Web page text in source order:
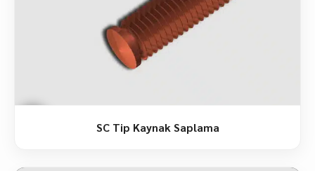
SC Tip Kaynak Saplama